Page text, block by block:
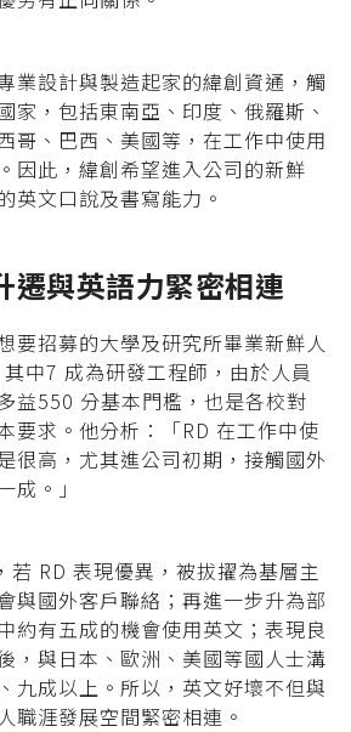
業設計與製造起家的緯創資通，觸
家，包括東南亞、印度、俄羅斯、
哥、巴西、美國等，在工作中使用
因此，緯創希望進入公司的新鮮
英文口說及書寫能力。
遷與英語力緊密相連
要招募的大學及研究所畢業新鮮人
中7 成為研發工程師，由於人員
益550 分基本門檻，也是各校對
要求。他分析：「RD 在工作中使
很高，尤其進公司初期，接觸國外
成。」
若 RD 表現優異，被拔擢為基層主
與國外客戶聯絡；再進一步升為部
約有五成的機會使用英文；表現良
，與日本、歐洲、美國等國人士溝
九成以上。所以，英文好壞不但與
職涯發展空間緊密相連。